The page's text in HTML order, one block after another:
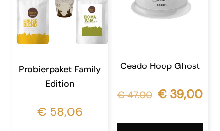
Probierpaket Family
Edition
€ 58,06
Ceado Hoop Ghost
€47,00 € 39,00